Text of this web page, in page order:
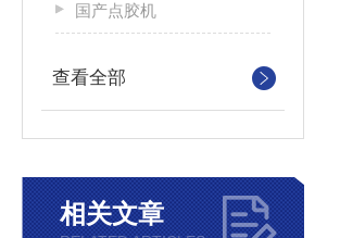
国产点胶机
查看全部
相关文章